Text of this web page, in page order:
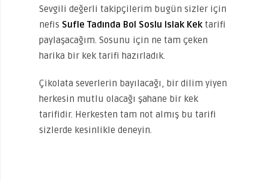
Sevgili değerli takipçilerim bugün sizler için
nefis Sufle Tadında Bol Soslu Islak Kektarifi
paylaşacağım. Sosunu için ne tam çeken
harika bir kek tarifi hazırladık.
Çikolata severlerin bayılacağı, bir dilim yiyen
herkesin mutlu olacağı şahane bir kek
tarifidir. Herkesten tam not almış bu tarifi
sizlerde kesinlikle deneyin.